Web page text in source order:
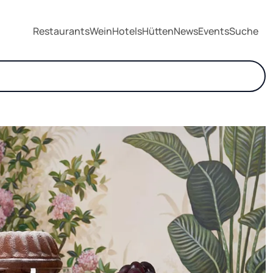
RestaurantsWeinHotelsHüttenNewsEventsSuche